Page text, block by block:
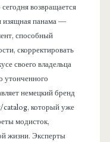
возвращается
изящная панама —
способный
скорректировать
своего владельца
утонченного
немецкий бренд
который уже
модисток,
жизни. Эксперты